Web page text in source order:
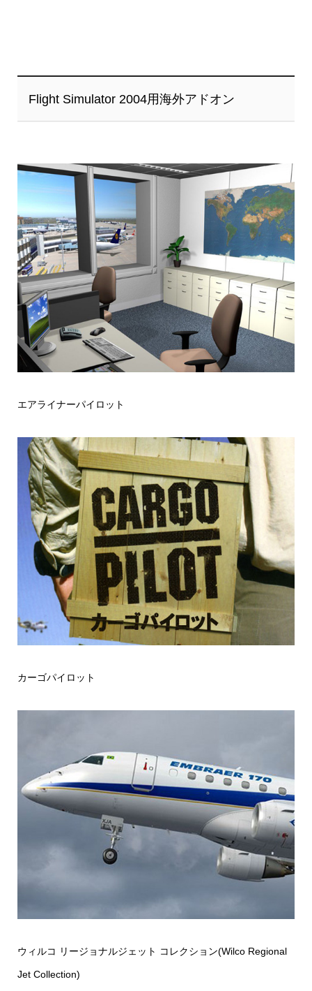
Flight Simulator 2004用海外アドオン
エアライナーパイロット
カーゴパイロット
ウィルコ リージョナルジェット コレクション(Wilco Regional
Jet Collection)